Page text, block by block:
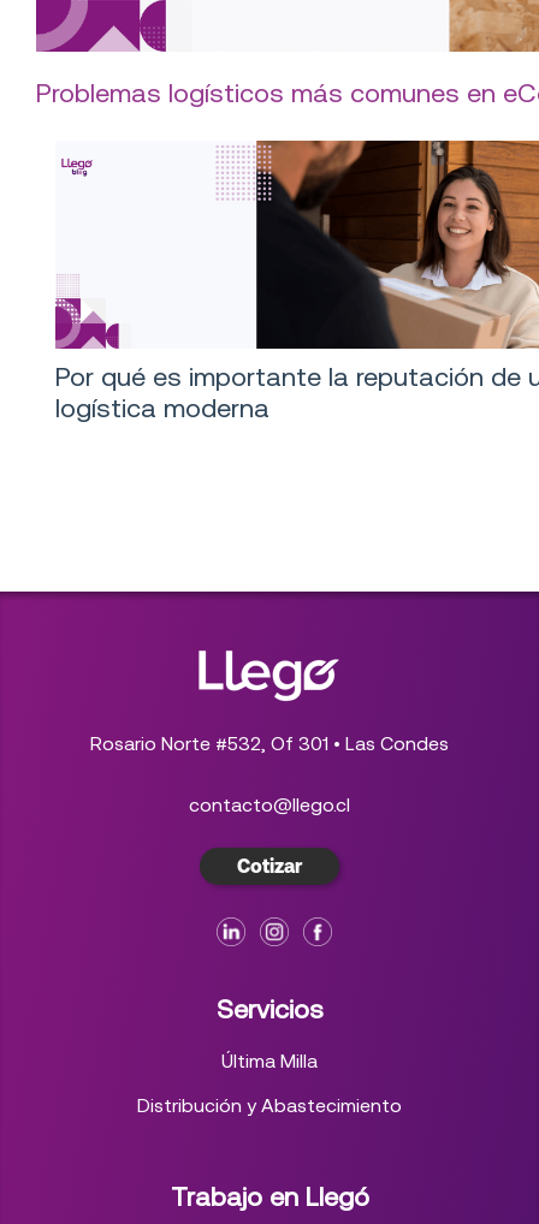
Problemas logísticos más comunes en
Por qué es importante la reputación de
logística moderna
Rosario Norte #532, Of 301 • Las Condes
contacto@llego.cl
Cotizar
Servicios
Última Milla
Distribución y Abastecimiento
Trabajo en Llegó